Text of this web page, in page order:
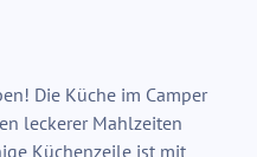
Die Küche im Camper
leckerer Mahlzeiten
Küchenzeile ist mit